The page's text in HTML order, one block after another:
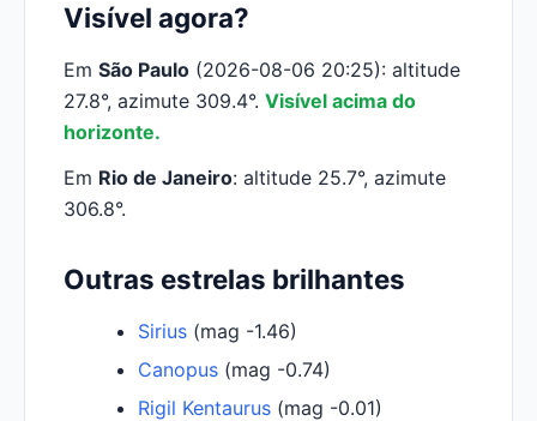
Visível agora?
Em São Paulo (2026-08-06 20:25): altitude
27.8°, azimute 309.4°. Visível acima do
horizonte.
Em Rio de Janeiro: altitude 25.7°, azimute
306.8°.
Outras estrelas brilhantes
Sirius (mag -1.46)
Canopus (mag -0.74)
Rigil Kentaurus (mag -0.01)